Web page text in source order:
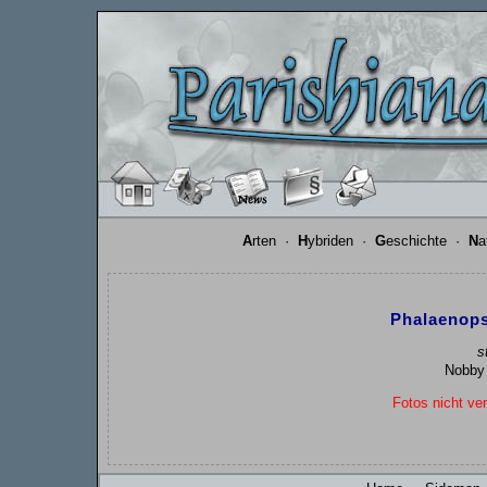
Arten · Hybriden · Geschichte · N
Fotos nicht